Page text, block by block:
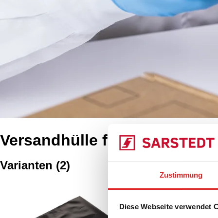
Zustimmung
Diese Webseite verwendet
Versandhülle für freigestellte
Varianten (2)
95.1410|